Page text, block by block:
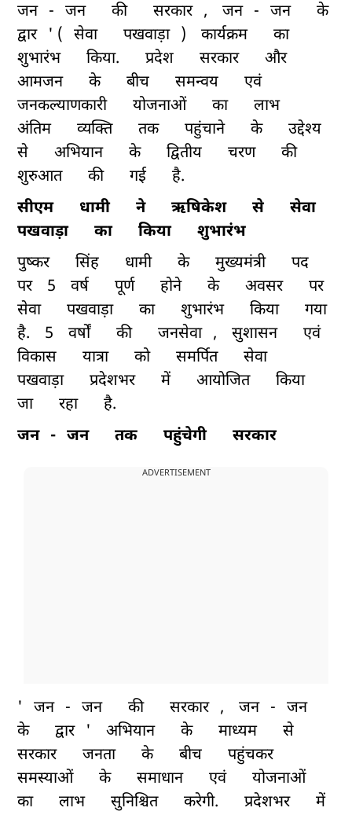
जन - जन की सरकार , जन - जन
के
द्वार
' ( सेवा पखवाड़ा ) कार्यक्रम
का
शुभारंभ
किया. प्रदेश सरकार
और
आमजन
के बीच समन्वय
एवं
जनकल्याणकारी
योजनाओं का
लाभ
अंतिम
व्यक्ति तक पहुंचाने के
उद्देश्य
से
अभियान के द्वितीय चरण
की
शुरुआत
की गई
है.
सीएम
धामी ने ऋषिकेश से
सेवा
पखवाड़ा
का किया
शुभारंभ
पुष्कर
सिंह धामी के मुख्यमंत्री
पद
पर
5 वर्ष पूर्ण होने के अवसर
पर
सेवा
पखवाड़ा का शुभारंभ किया
गया
है.
5 वर्षों की जनसेवा , सुशासन
एवं
विकास
यात्रा को समर्पित
सेवा
पखवाड़ा
प्रदेशभर में आयोजित
किया
जा
रहा
है.
जन - जन तक पहुंचेगी सरकार
ADVERTISEMENT
' जन - जन की सरकार , जन - जन
के
द्वार ' अभियान के माध्यम
से
सरकार
जनता के बीच
पहुंचकर
समस्याओं
के समाधान एवं
योजनाओं
का
लाभ सुनिश्चित करेगी. प्रदेशभर
में